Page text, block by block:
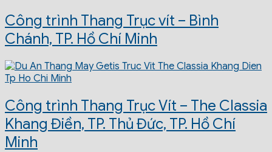
Công trình Thang Trục vít – Bình
Chánh, TP. Hồ Chí Minh
Công trình Thang Trục Vít – The Classia
Khang Điền, TP. Thủ Đức, TP. Hồ Chí
Minh